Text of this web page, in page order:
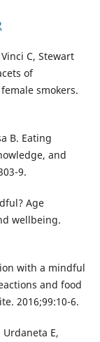
C, Stewart
of
smokers.
B. Eating
and
9.
Age
wellbeing.
with a mindful
and food
2016;99:10-6.
E,